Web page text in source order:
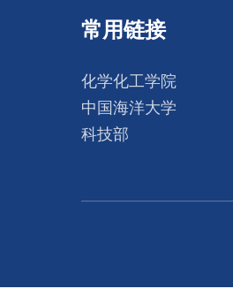
常用链接
化学化工学院
中国海洋大学
科技部